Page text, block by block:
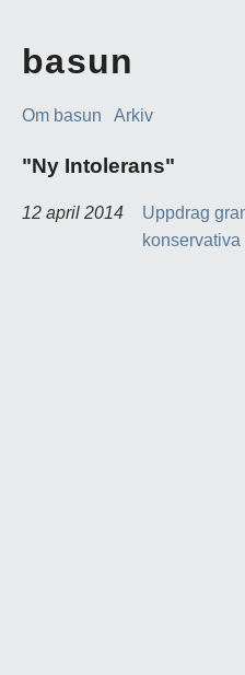
basun
Om basun Arkiv
"Ny Intolerans"
12 april 2014
Uppdrag
konservativa